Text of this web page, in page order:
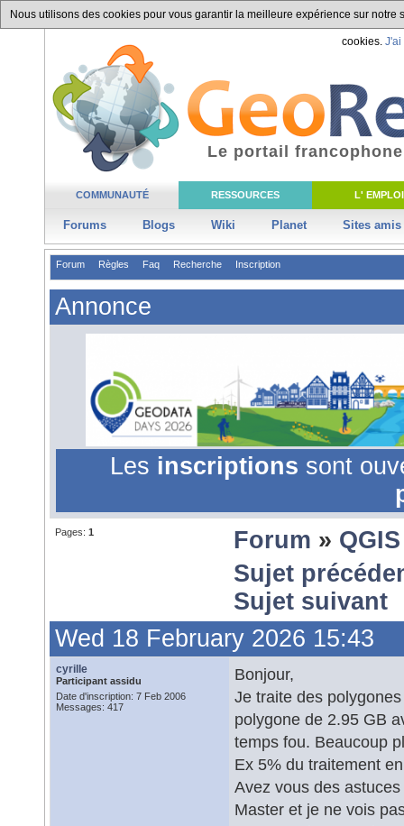
Nous utilisons des cookies pour vous garantir la meilleure expérience sur
cookies. J'ai
COMMUNAUTÉ RESSOURCES L' EMPLOI
Forums Blogs Wiki Planet Sites amis
Le portail
Forum Règles Faq Recherche Inscription
Annonce
Les inscriptions sont
Pages: 1 Forum » QGIS
Sujet
Sujet suivant
Wed 18 February 2026 15:43
cyrille
Participant assidu
Date d'inscription: 7 Feb 2006
Messages: 417
Bonjour,
Je traite des
polygone de 2.95 GB
temps fou. Beaucoup
Ex 5% du traitement
Avez vous des
Master et je ne vois